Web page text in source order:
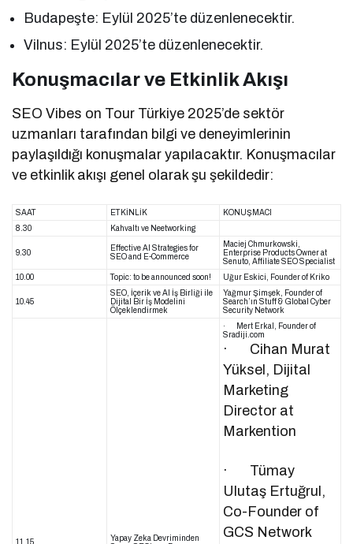
Budapeşte: Eylül 2025’te düzenlenecektir.
Vilnus: Eylül 2025’te düzenlenecektir.
Konuşmacılar ve Etkinlik Akışı
SEO Vibes on Tour Türkiye 2025’de sektör
uzmanları tarafından bilgi ve deneyimlerinin
paylaşıldığı konuşmalar yapılacaktır. Konuşmacılar
ve etkinlik akışı genel olarak şu şekildedir:
SAAT ETKİNLİK
KONUŞMACI
8.30
Kahvaltı ve Neetworking
9.30
Effective Al Strategies for
SEO and E-Commerce
Maciej Chmurkowski,
Enterprise Products Owner at
Senuto, Affiliate SEO Specialist
10.00
Topic: to be announced soon! Uğur Eskici, Founder of Kriko
10.45
SEO, İçerik ve Al İş Birliği ile
Dijital Bir İş Modelini
Ölçeklendirmek
Yağmur Şimşek, Founder of
Search’ın Stuff & Global Cyber
Security Network
11.15
Yapay Zeka Devriminden
· Mert Erkal, Founder of
Sradiji.com
· Cihan Murat
Yüksel, Dijital
Marketing
Director at
Markention
· Tümay
Ulutaş Ertuğrul,
Co-Founder of
GCS Network